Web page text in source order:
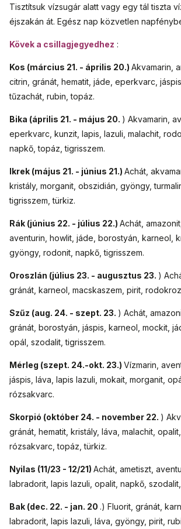
Tisztítsuk vízsugár alatt vagy egy tál tiszta
éjszakán át. Egész nap közvetlen
Kövek a csillagjegyedhez :
Kos (március 21. - április 20.) Akvamarin,
citrin, gránát, hematit, jáde, eperkvarc,
tűzachát, rubin, topáz.
Bika (április 21. - május 20. ) Akvamarin,
eperkvarc, kunzit, lapis, lazuli, malachit,
napkő, topáz, tigrisszem.
Ikrek (május 21. - június 21.) Achát,
kristály, morganit, obszidián, gyöngy,
tigrisszem, türkiz.
Rák (június 22. - július 22.) Achát,
aventurin, howlit, jáde, borostyán, karneol,
gyöngy, rodonit, napkő, tigrisszem.
Oroszlán (július 23. - augusztus 23. )
gránát, karneol, macskaszem, pirit,
Szűz (aug. 24. - szept. 23. ) Achát,
gránát, borostyán, jáspis, karneol, mockit,
opál, szodalit, tigrisszem.
Mérleg (szept. 24.-okt. 23.) Vízmarin,
jáspis, láva, lapis lazuli, mokait, morganit,
rózsakvarc.
Skorpió (október 24. - november 22. )
gránát, hematit, kristály, láva, malachit,
rózsakvarc, topáz, türkiz.
Nyilas (11/23 - 12/21) Achát, ametiszt,
labradorit, lapis lazuli, opalit, napkő,
Bak (dec. 22. - jan. 20 .) Fluorit, gránát,
labradorit, lapis lazuli, láva, gyöngy, pirit,